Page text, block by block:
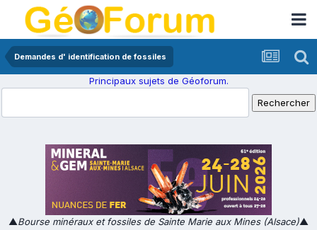
Demandes d' identification de fossiles
Principaux sujets de Géoforum.
▲Bourse minéraux et fossiles de Sainte Marie aux Mines (Alsace)▲